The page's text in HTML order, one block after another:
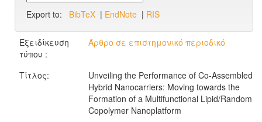
Export to: BibTeX | EndNote | RIS
Εξειδίκευση
τύπου :
Άρθρο σε επιστημονικό περιοδικό
Τίτλος:
Unveiling the Performance of Co-Assembled
Hybrid Nanocarriers: Moving towards the
Formation of a Multifunctional Lipid/Random
Copolymer Nanoplatform